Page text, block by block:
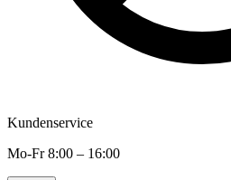
Kundenservice
Mo-Fr 8:00 – 16:00